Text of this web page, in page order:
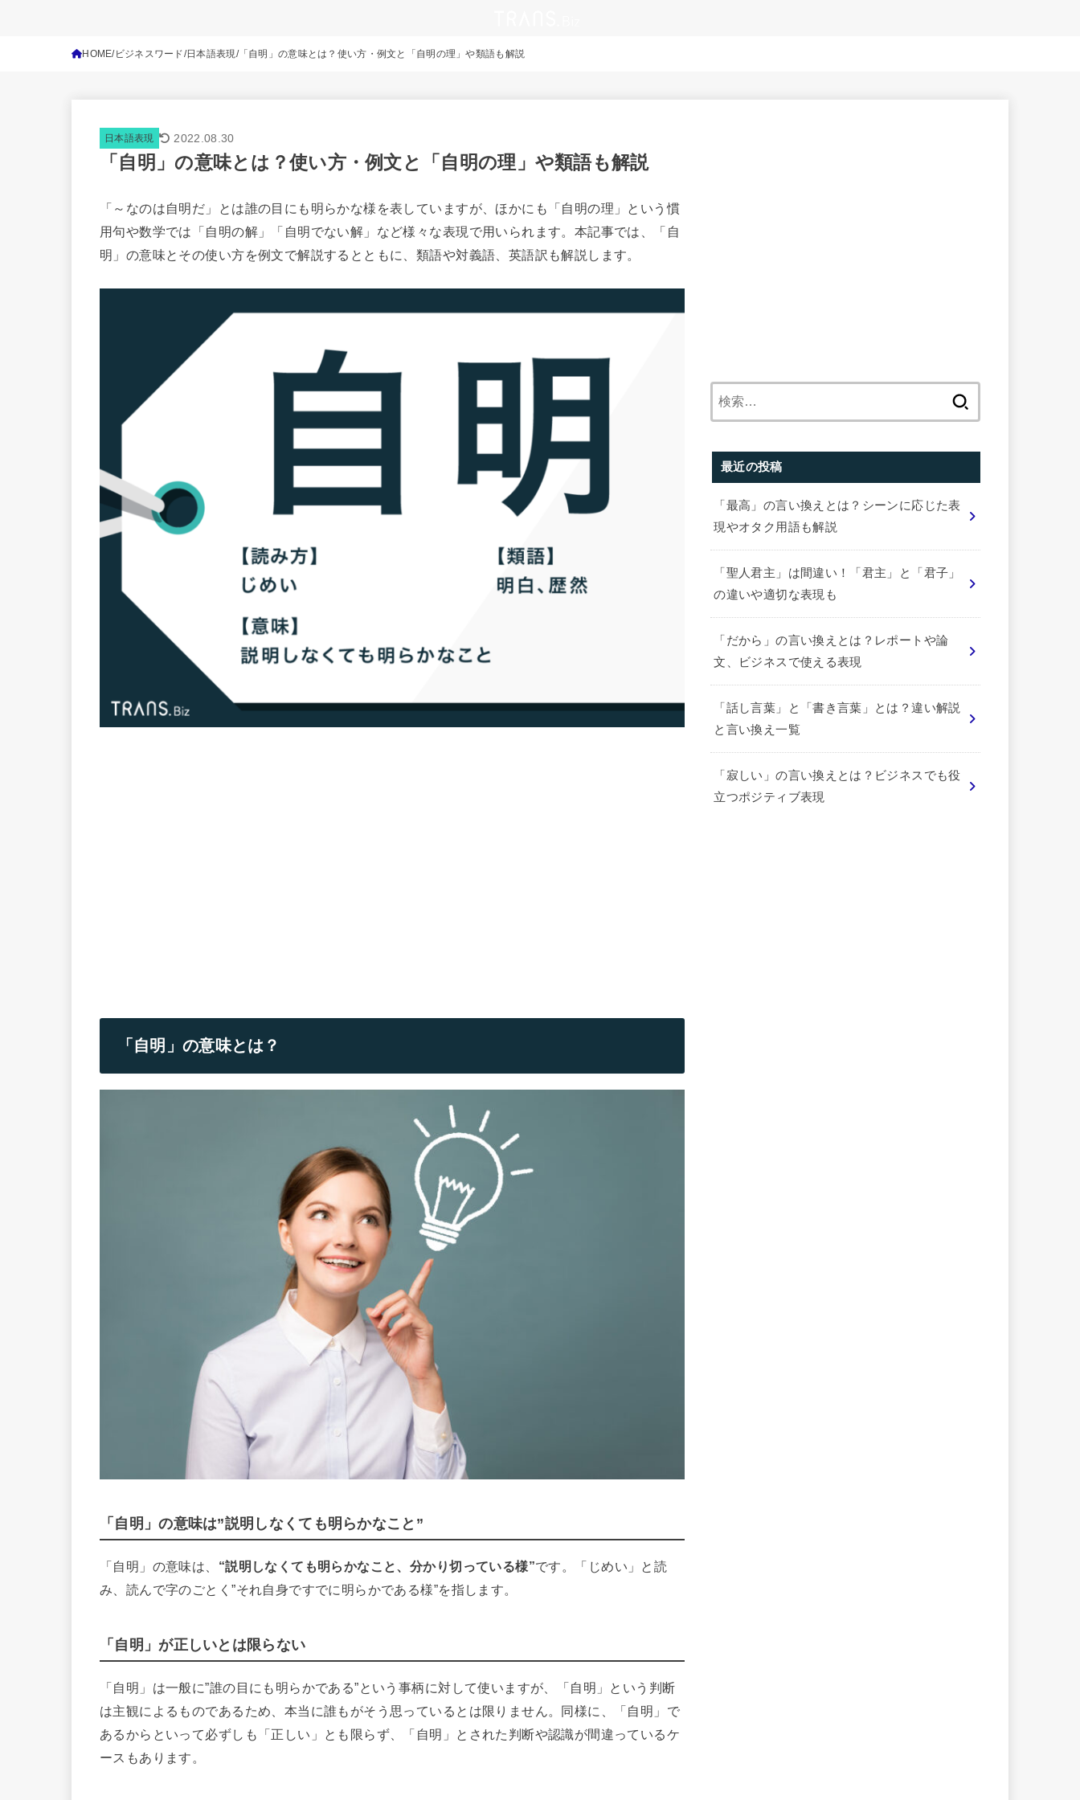
HOME ビジネスワード 日本語表現 「自明」の意味とは？使い方・例文と「自明の理」や類語も解説
日本語表現 2022.08.30
「自明」の意味とは？使い方・例文と「自明の理」や類語も解説
「～なのは自明だ」とは誰の目にも明らかな様を表していますが、ほかにも「自明の理」という慣
用句や数学では「自明の解」「自明でない解」など様々な表現で用いられます。本記事では、「自
明」の意味とその使い方を例文で解説するとともに、類語や対義語、英語訳も解説します。
「自明」の意味とは？
「自明」の意味は”説明しなくても明らかなこと”
「自明」の意味は、 “説明しなくても明らかなこと、分かり切っている様”です。「じめい」と読
み、読んで字のごとく”それ自身ですでに明らかである様”を指します。
「自明」が正しいとは限らない
「自明」は一般に”誰の目にも明らかである”という事柄に対して使いますが、「自明」という判断
は主観によるものであるため、本当に誰もがそう思っているとは限りません。同様に、「自明」で
あるからといって必ずしも「正しい」とも限らず、「自明」とされた判断や認識が間違っているケ
ースもあります。
最近の投稿
「最高」の言い換えとは？シーンに応じた表
現やオタク用語も解説
「聖人君主」は間違い！「君主」と「君子」
の違いや適切な表現も
「だから」の言い換えとは？レポートや論
文、ビジネスで使える表現
「話し言葉」と「書き言葉」とは？違い解説
と言い換え一覧
「寂しい」の言い換えとは？ビジネスでも役
立つポジティブ表現